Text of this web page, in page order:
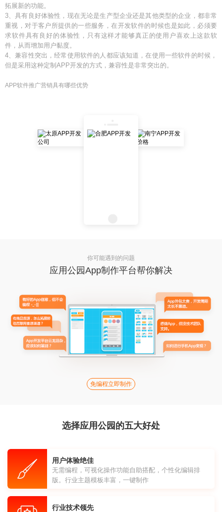
拓展新的功能。
3、具有良好体验性，现在无论是生产型企业还是其他类型的企业，都非常
重视，对于客户所提供的一些服务，在开发软件的时候也是如此，必须要
求软件具有良好的体验性，只有这样才能够真正的使用户喜欢上这款软
件，从而增加用户黏度。
4、兼容性突出，经常使用软件的人都应该知道，在使用一些软件的时候，
但是采用这种定制APP开发的方式，兼容性是非常突出的。
APP软件推广营销具有哪些优势
你可能遇到的问题
应用公园App制作平台帮你解决
免编程立即制作
选择应用公园的五大好处
用户体验绝佳
无需编程，可视化操作功能自助搭配，个性化编辑排
版。行业主题模板丰富，一键制作
行业技术领先